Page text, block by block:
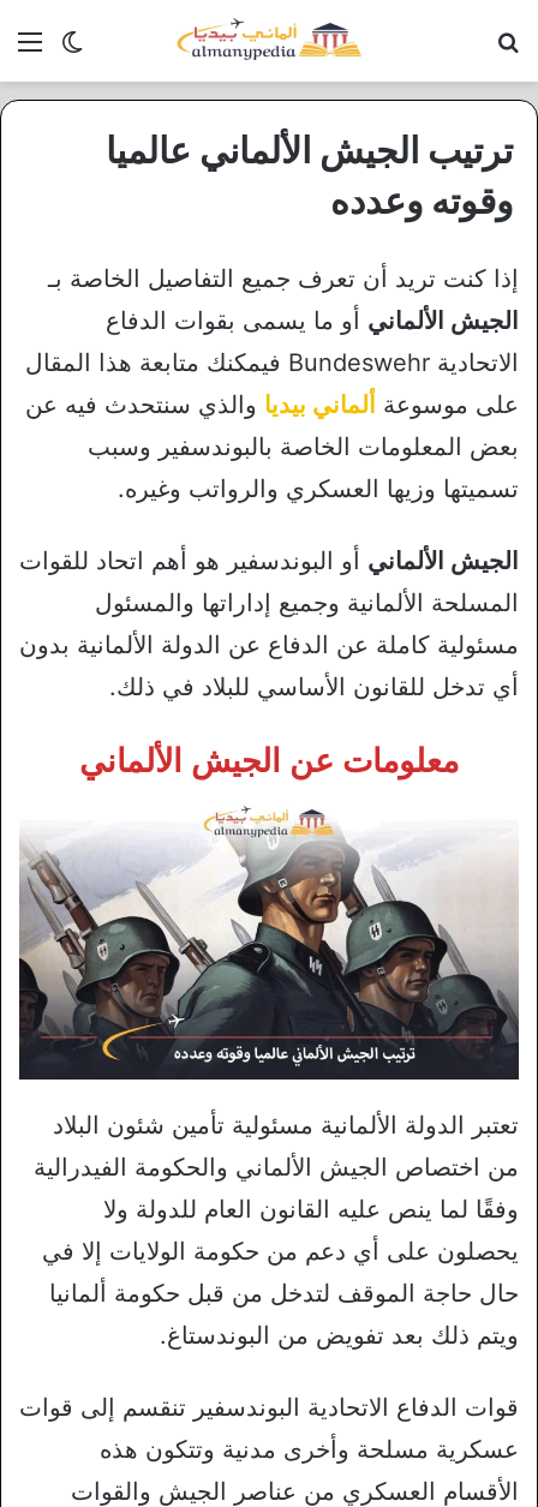
الوضع
ترتيب الجيش الألماني عالميا
وقوته وعدده
إذا كنت تريد أن تعرف جميع التفاصيل الخاصة بـ
الجيش الألماني أو ما يسمى بقوات الدفاع
الاتحادية Bundeswehr فيمكنك متابعة هذا المقال
على موسوعة ألماني بيديا والذي سنتحدث فيه عن
بعض المعلومات الخاصة بالبوندسفير وسبب
تسميتها وزيها العسكري والرواتب وغيره.
الجيش الألماني أو البوندسفير هو أهم اتحاد للقوات
المسلحة الألمانية وجميع إداراتها والمسئول
مسئولية كاملة عن الدفاع عن الدولة الألمانية بدون
أي تدخل للقانون الأساسي للبلاد في ذلك.
معلومات عن الجيش الألماني
تعتبر الدولة الألمانية مسئولية تأمين شئون البلاد
من اختصاص الجيش الألماني والحكومة الفيدرالية
وفقًا لما ينص عليه القانون العام للدولة ولا
يحصلون على أي دعم من حكومة الولايات إلا في
حال حاجة الموقف لتدخل من قبل حكومة ألمانيا
ويتم ذلك بعد تفويض من البوندستاغ.
قوات الدفاع الاتحادية البوندسفير تنقسم إلى قوات
عسكرية مسلحة وأخرى مدنية وتتكون هذه
الأقسام العسكري من عناصر الجيش والقوات